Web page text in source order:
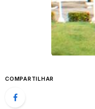
COMPARTILHAR